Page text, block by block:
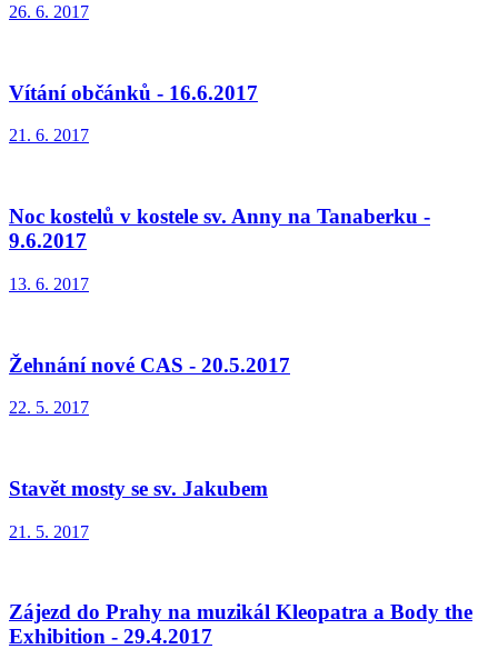
26. 6. 2017
Vítání občánků - 16.6.2017
21. 6. 2017
Noc kostelů v kostele sv. Anny na Tanaberku -
9.6.2017
13. 6. 2017
Žehnání nové CAS - 20.5.2017
22. 5. 2017
Stavět mosty se sv. Jakubem
21. 5. 2017
Zájezd do Prahy na muzikál Kleopatra a Body the
Exhibition - 29.4.2017